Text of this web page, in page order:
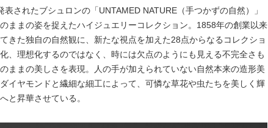
されたブシュロンの「UNTAMED NATURE（手つかずの自然）」
ままの姿を捉えたハイジュエリーコレクション。1858年の創業以来
きた独自の自然観に、新たな視点を加えた28点からなるコレクショ
、理想化するのではなく、時には欠点のようにも見える不完全さも
ままの美しさを表現。人の手が加えられていない自然本来の造形美
イヤモンドと繊細な細工によって、可憐な草花や虫たちを美しく輝
と昇華させている。